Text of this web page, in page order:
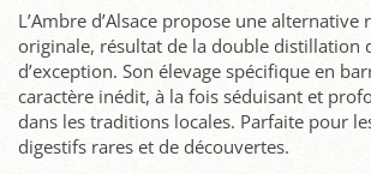
L’Ambre d’Alsace propose une alternative
originale, résultat de la double distillation
d’exception. Son élevage spécifique en
caractère inédit, à la fois séduisant et
dans les traditions locales. Parfaite pour
digestifs rares et de découvertes.